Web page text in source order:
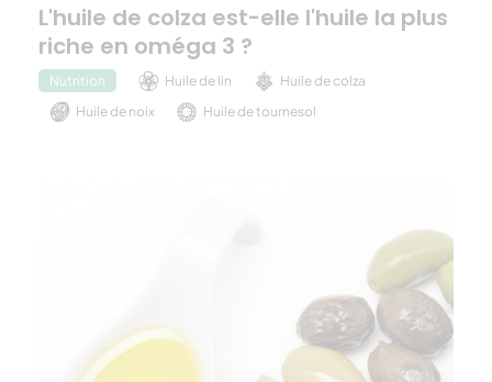
L'huile de colza est-elle l'huile la plus
riche en oméga 3 ?
Nutrition Huile de lin
Huile de colza
Huile de noix
Huile de tournesol